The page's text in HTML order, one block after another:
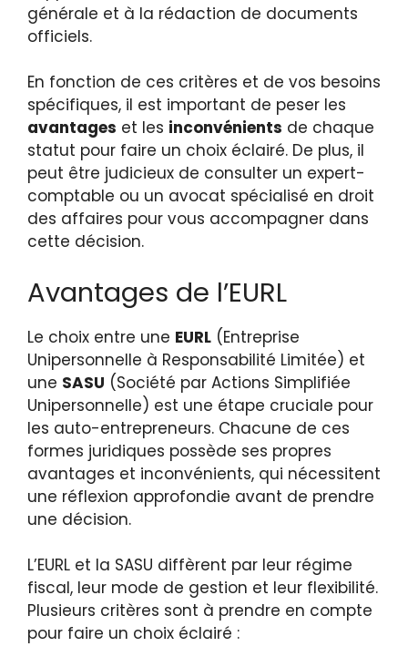
générale et à la rédaction de documents
officiels.
En fonction de ces critères et de vos besoins
spécifiques, il est important de peser les
avantages et les inconvénients de chaque
statut pour faire un choix éclairé. De plus, il
peut être judicieux de consulter un expert-
comptable ou un avocat spécialisé en droit
des affaires pour vous accompagner dans
cette décision.
Avantages de l’EURL
Le choix entre une EURL (Entreprise
Unipersonnelle à Responsabilité Limitée) et
une SASU (Société par Actions Simplifiée
Unipersonnelle) est une étape cruciale pour
les auto-entrepreneurs. Chacune de ces
formes juridiques possède ses propres
avantages et inconvénients, qui nécessitent
une réflexion approfondie avant de prendre
une décision.
L’EURL et la SASU diffèrent par leur régime
fiscal, leur mode de gestion et leur flexibilité.
Plusieurs critères sont à prendre en compte
pour faire un choix éclairé :